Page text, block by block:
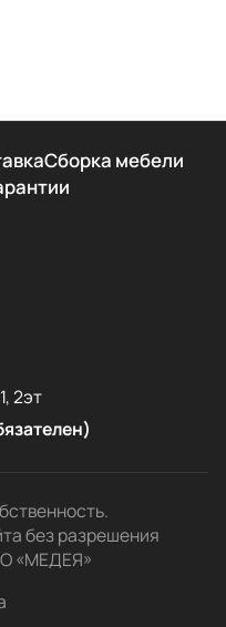
Сборка мебели
2эт
без разрешения
«МЕДЕЯ»